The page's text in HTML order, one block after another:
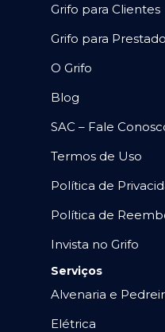
Grifo para Clientes
Grifo para
O Grifo
Blog
SAC – Fale
Termos de Uso
Política de
Política de
Invista no Grifo
Serviços
Alvenaria e
Elétrica